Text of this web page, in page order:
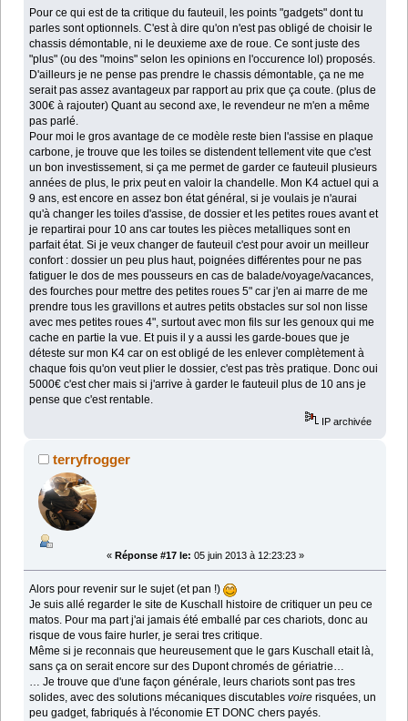
Pour ce qui est de ta critique du fauteuil, les points "gadgets" dont tu
parles sont optionnels. C'est à dire qu'on n'est pas obligé de choisir le
chassis démontable, ni le deuxieme axe de roue. Ce sont juste des
"plus" (ou des "moins" selon les opinions en l'occurence lol) proposés.
D'ailleurs je ne pense pas prendre le chassis démontable, ça ne me
serait pas assez avantageux par rapport au prix que ça coute. (plus de
300€ à rajouter) Quant au second axe, le revendeur ne m'en a même
pas parlé.
Pour moi le gros avantage de ce modèle reste bien l'assise en plaque
carbone, je trouve que les toiles se distendent tellement vite que c'est
un bon investissement, si ça me permet de garder ce fauteuil plusieurs
années de plus, le prix peut en valoir la chandelle. Mon K4 actuel qui a
9 ans, est encore en assez bon état général, si je voulais je n'aurai
qu'à changer les toiles d'assise, de dossier et les petites roues avant et
je repartirai pour 10 ans car toutes les pièces metalliques sont en
parfait état. Si je veux changer de fauteuil c'est pour avoir un meilleur
confort : dossier un peu plus haut, poignées différentes pour ne pas
fatiguer le dos de mes pousseurs en cas de balade/voyage/vacances,
des fourches pour mettre des petites roues 5" car j'en ai marre de me
prendre tous les gravillons et autres petits obstacles sur sol non lisse
avec mes petites roues 4", surtout avec mon fils sur les genoux qui me
cache en partie la vue. Et puis il y a aussi les garde-boues que je
déteste sur mon K4 car on est obligé de les enlever complètement à
chaque fois qu'on veut plier le dossier, c'est pas très pratique. Donc oui
5000€ c'est cher mais si j'arrive à garder le fauteuil plus de 10 ans je
pense que c'est rentable.
IP archivée
terryfrogger
« Réponse #17 le: 05 juin 2013 à 12:23:23 »
Alors pour revenir sur le sujet (et pan !)
Je suis allé regarder le site de Kuschall histoire de critiquer un peu ce
matos. Pour ma part j'ai jamais été emballé par ces chariots, donc au
risque de vous faire hurler, je serai tres critique.
Même si je reconnais que heureusement que le gars Kuschall etait là,
sans ça on serait encore sur des Dupont chromés de gériatrie…
… Je trouve que d'une façon générale, leurs chariots sont pas tres
solides, avec des solutions mécaniques discutablesvoire risquées, un
peu gadget, fabriqués à l'économie ET DONC chers payés.